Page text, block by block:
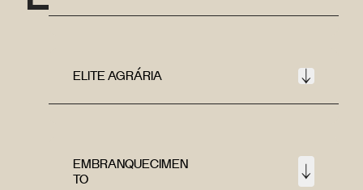
ELITE AGRÁRIA
EMBRANQUECIMEN
TO